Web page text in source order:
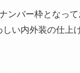
ンバー枠となっ
しい内外装の仕上